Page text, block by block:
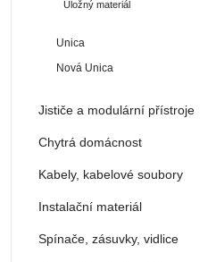
Úložný materiál
Unica
Nová Unica
Jističe a modulární přístroje
Chytrá domácnost
Kabely, kabelové soubory
Instalační materiál
Spínače, zásuvky, vidlice